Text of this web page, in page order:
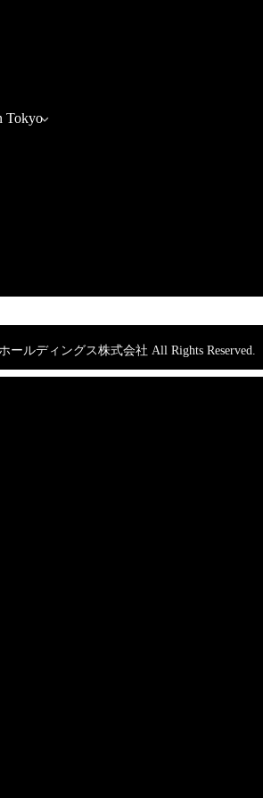
Tokyo
ールディングス株式会社 All Rights Reserved.